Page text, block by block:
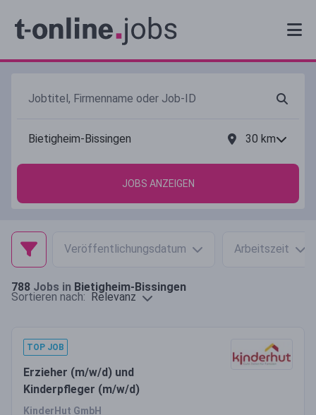
30 km
JOBS ANZEIGEN
Veröffentlichungsdatum Arbeitszeit
788 Jobs in Bietigheim-Bissingen
Sortieren nach: Relevanz
TOP JOB
Erzieher (m/w/d) und
Kinderpfleger (m/w/d)
KinderHut GmbH